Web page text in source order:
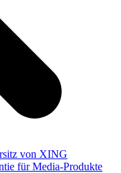
von XING
für Media-Produkte